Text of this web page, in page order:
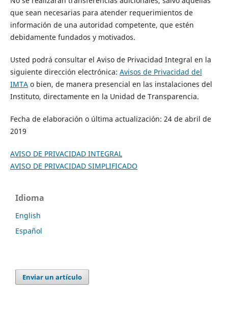
que sean necesarias para atender requerimientos de
información de una autoridad competente, que estén
debidamente fundados y motivados.
Usted podrá consultar el Aviso de Privacidad Integral en la
siguiente dirección electrónica: Avisos de Privacidad del
IMTAo bien, de manera presencial en las instalaciones del
Instituto, directamente en la Unidad de Transparencia.
Fecha de elaboración o última actualización: 24 de abril de
2019
AVISO DE PRIVACIDAD INTEGRAL
AVISO DE PRIVACIDAD SIMPLIFICADO
Idioma
English
Español
Enviar un artículo